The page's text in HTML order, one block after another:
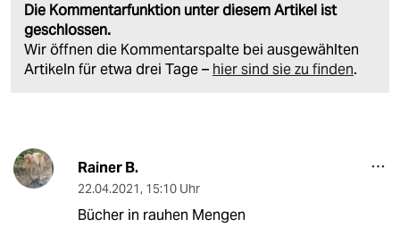
Die Kommentarfunktion unter diesem Artikel ist
geschlossen.
Wir öffnen die Kommentarspalte bei ausgewählten
Artikeln für etwa drei Tage – hier sind sie zu finden.
Rainer B.
22.04.2021, 15:10 Uhr
Bücher in rauhen Mengen